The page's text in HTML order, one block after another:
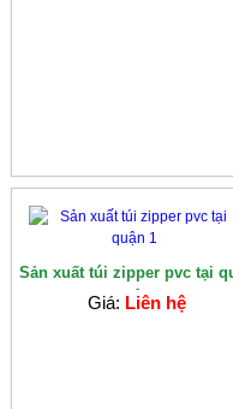
Sản xuất túi zipper pvc tại
1
Giá: Liên hệ